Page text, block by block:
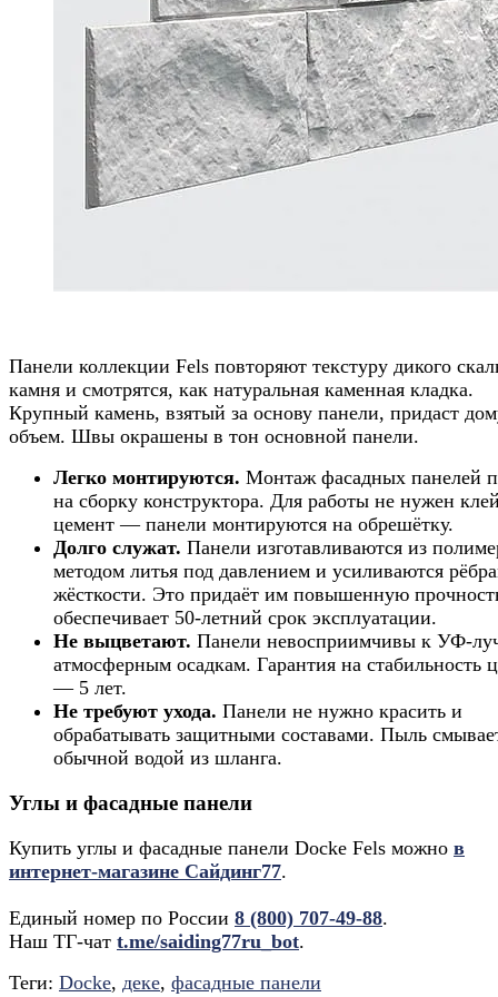
Панели коллекции Fels повторяют текстуру дикого
камня и смотрятся, как натуральная каменная кладка.
Крупный камень, взятый за основу панели, придаст
объем. Швы окрашены в тон основной панели.
Легко монтируются. Монтаж фасадных панелей
на сборку конструктора. Для работы не нужен
цемент — панели монтируются на обрешётку.
Долго служат. Панели изготавливаются из
методом литья под давлением и усиливаются
жёсткости. Это придаёт им повышенную
обеспечивает 50-летний срок эксплуатации.
Не выцветают. Панели невосприимчивы к УФ-
атмосферным осадкам. Гарантия на стабильность
— 5 лет.
Не требуют ухода. Панели не нужно красить и
обрабатывать защитными составами. Пыль
обычной водой из шланга.
Углы и фасадные панели
Купить углы и фасадные панели Docke Fels можно в
интернет-магазине Сайдинг77.
Единый номер по России 8 (800) 707-49-88.
Наш ТГ-чат t.me/saiding77ru_bot.
Теги: Docke, деке, фасадные панели